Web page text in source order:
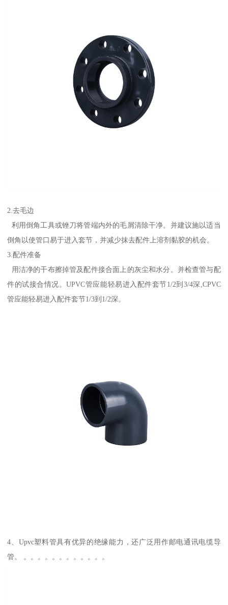
2.去毛边
利用倒角工具或锉刀将管端内外的毛屑清除干净。并建议施以适当
倒角以使管口易于进入套节，并减少抹去配件上溶剂黏胶的机会。
3.配件准备
用洁净的干布擦掉管及配件接合面上的灰尘和水分。并检查管与配
件的试接合情况。UPVC管应能轻易进入配件套节1/2到3/4深,CPVC
管应能轻易进入配件套节1/3到1/2深。
4、Upvc塑料管具有优异的绝缘能力，还广泛用作邮电通讯电缆导
管。 。。。。。。。。。。。。